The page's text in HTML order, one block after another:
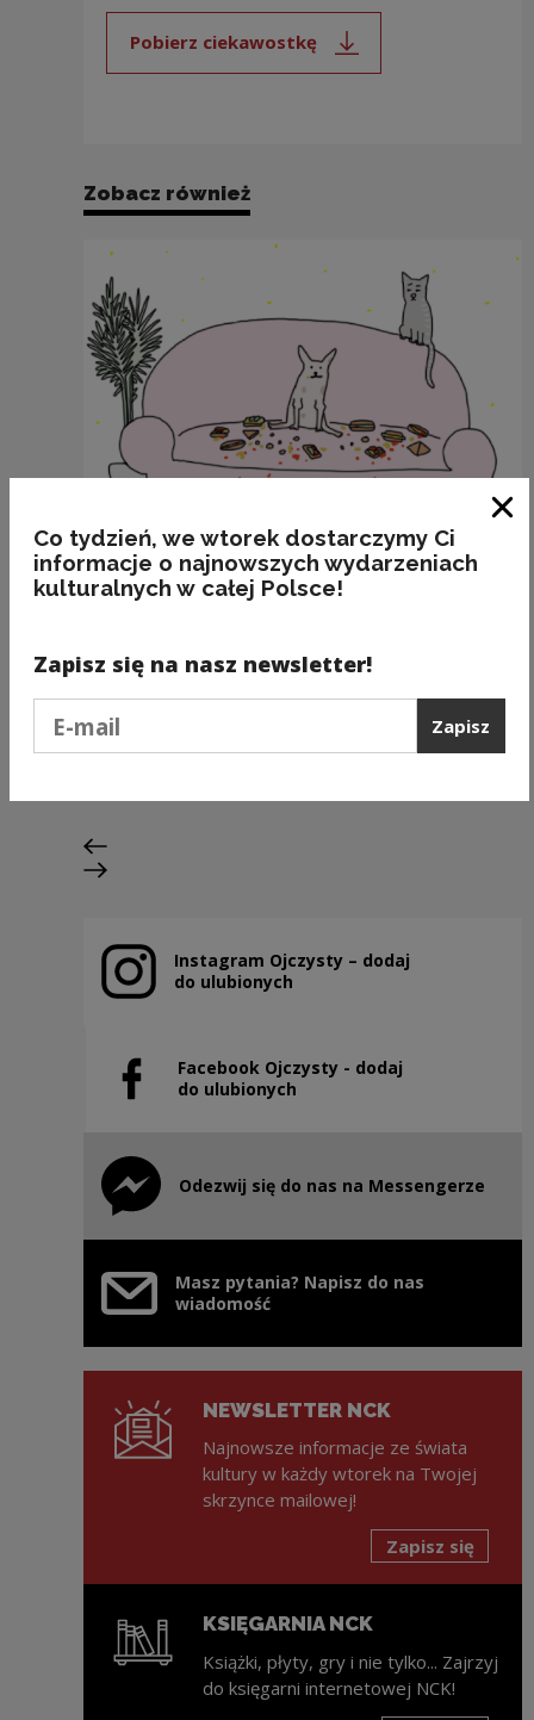
Pobierz ciekawostkę
Uwaga, link zostanie otwarty
Zobacz również
Poprzedni slajd
Następny slajd
Instagram Ojczysty – dodaj
do ulubionych
Uwaga, link zostanie otwarty w nowym oknie
Facebook Ojczysty - dodaj
do ulubionych
Uwaga, link zostanie otwarty w nowym oknie
Odezwij się do nas na Messengerze
Uwaga, link zostanie otwarty w nowym oknie
Masz pytania? Napisz do nas
wiadomość
NEWSLETTER NCK
Najnowsze informacje ze świata
kultury w każdy wtorek na Twojej
skrzynce mailowej!
Zapisz się
KSIĘGARNIA NCK
Książki, płyty, gry i nie tylko... Zajrzyj
do księgarni internetowej NCK!
Co tydzień, we wtorek dostarczymy Ci
informacje o najnowszych wydarzeniach
kulturalnych w całej Polsce!
Zapisz się na nasz newsletter!
Zapisz